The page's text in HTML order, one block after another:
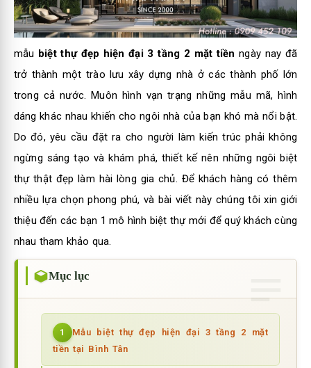
mẫu biệt thự đẹp hiện đại 3 tầng 2 mặt tiền ngày nay đã
trở thành một trào lưu xây dựng nhà ở các thành phố lớn
trong cả nước. Muôn hình vạn trạng những mẫu mã, hình
dáng khác nhau khiến cho ngôi nhà của bạn khó mà nổi bật.
Do đó, yêu cầu đặt ra cho người làm kiến trúc phải không
ngừng sáng tạo và khám phá, thiết kế nên những ngôi biệt
thự thật đẹp làm hài lòng gia chủ. Để khách hàng có thêm
nhiều lựa chọn phong phú, và bài viết này chúng tôi xin giới
thiệu đến các bạn 1 mô hình biệt thự mới để quý khách cùng
nhau tham khảo qua.
Mục lục
1
Mẫu biệt thự đẹp hiện đại 3 tầng 2 mặt
tiền tại Bình Tân